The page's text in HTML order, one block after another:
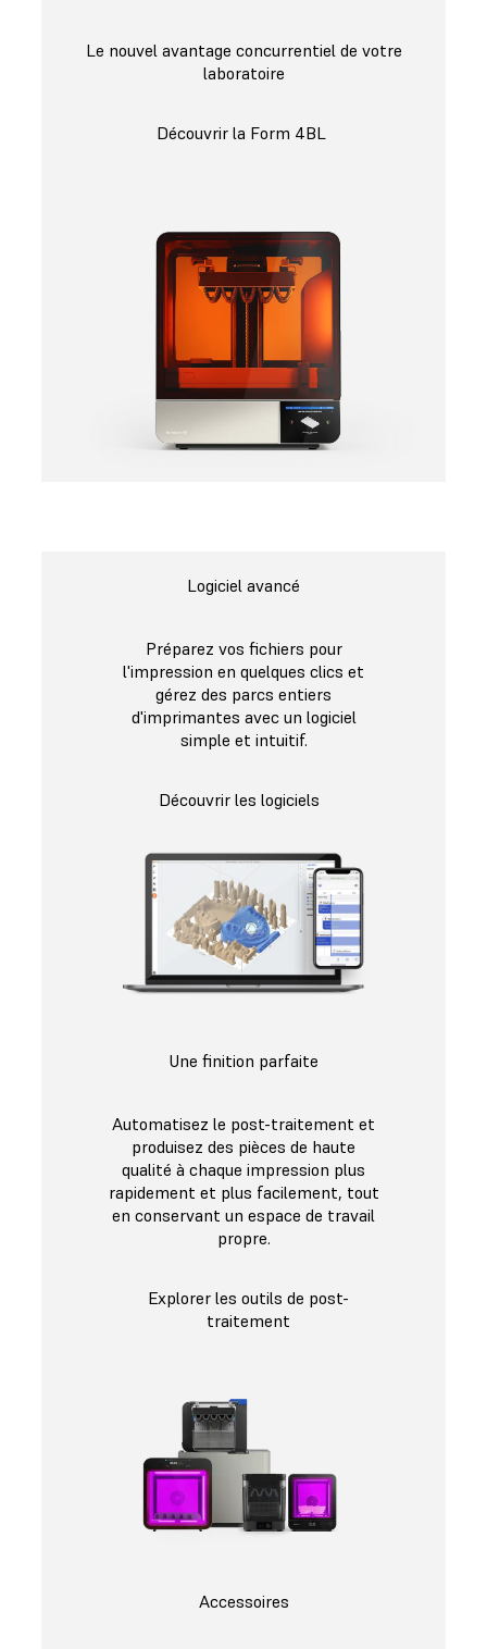
Le nouvel avantage concurrentiel de votre
laboratoire
Découvrir la Form 4BL
Logiciel avancé
Préparez vos fichiers pour
l'impression en quelques clics et
gérez des parcs entiers
d'imprimantes avec un logiciel
simple et intuitif.
Découvrir les logiciels
Une finition parfaite
Automatisez le post-traitement et
produisez des pièces de haute
qualité à chaque impression plus
rapidement et plus facilement, tout
en conservant un espace de travail
propre.
Explorer les outils de post-
traitement
Accessoires